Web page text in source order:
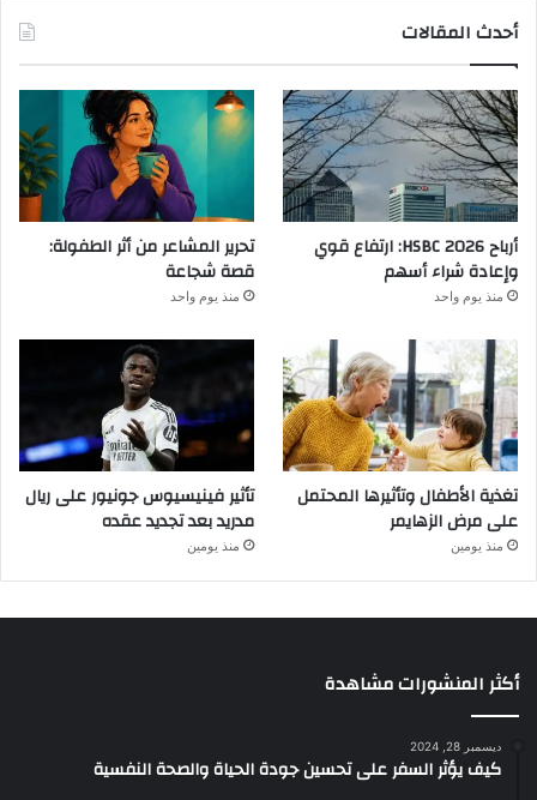
أحدث المقالات
أرباح HSBC 2026: ارتفاع قوي
وإعادة شراء أسهم
منذ يوم واحد
تحرير المشاعر من أثر الطفولة:
قصة شجاعة
منذ يوم واحد
تغذية الأطفال وتأثيرها المحتمل
على مرض الزهايمر
منذ يومين
تأثير فينيسيوس جونيور على ريال
مدريد بعد تجديد عقده
منذ يومين
أكثر المنشورات مشاهدة
ديسمبر 28, 2024
كيف يؤثر السفر على تحسين جودة الحياة والصحة النفسية